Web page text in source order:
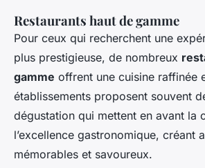
Restaurants haut de gamme
Pour ceux qui recherchent une
plus prestigieuse, de nombreux
gamme offrent une cuisine raffinée
établissements proposent souvent
dégustation qui mettent en avant la
l’excellence gastronomique, créant
mémorables et savoureux.